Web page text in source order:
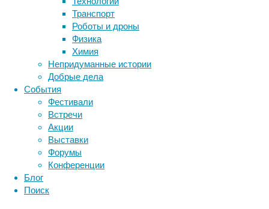
Транспорт
Роботы и дроны
Физика
Химия
Непридуманные истории
Добрые дела
События
Фестивали
Встречи
Акции
Выставки
Форумы
Конференции
Блог
Поиск
интегратором
российского
предложения
сфере
технологий
ядерной
медицины
для
вывода
их
на
мировые
рынки»,
исследования
лекарства медицина
мозг наука
нейробиология
нейрофизиология
поведение
сон социальные проблемы
физиология
эмоции